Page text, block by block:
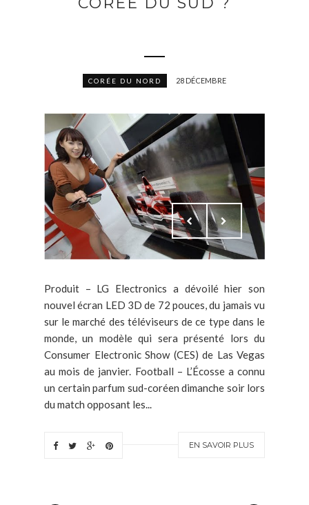
CORÉE DU NORD 28 DÉCEMBRE
Produit – LG Electronics a dévoilé hier son
nouvel écran LED 3D de 72 pouces, du jamais vu
sur le marché des téléviseurs de ce type dans le
monde, un modèle qui sera présenté lors du
Consumer Electronic Show (CES) de Las Vegas
au mois de janvier. Football – L’Écosse a connu
un certain parfum sud-coréen dimanche soir lors
du match opposant les...
EN SAVOIR PLUS